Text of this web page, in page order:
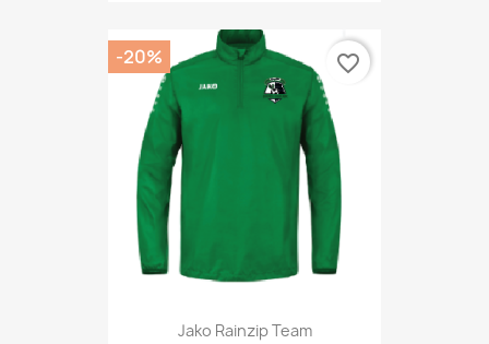
Jako Rainzip Team
-20% favorite_border